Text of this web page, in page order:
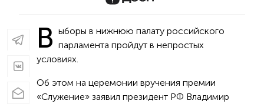
В ыборы в нижнюю палату российского
парламента пройдут в непростых
условиях.
Об этом на церемонии вручения премии
«Служение» заявил президент РФ Владимир